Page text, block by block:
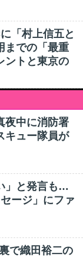
「村上信五と
までの「最重
ントと東京の
夜中に消防署
キュー隊員が
」と発言も…
ージ」にファ
で織田裕二の